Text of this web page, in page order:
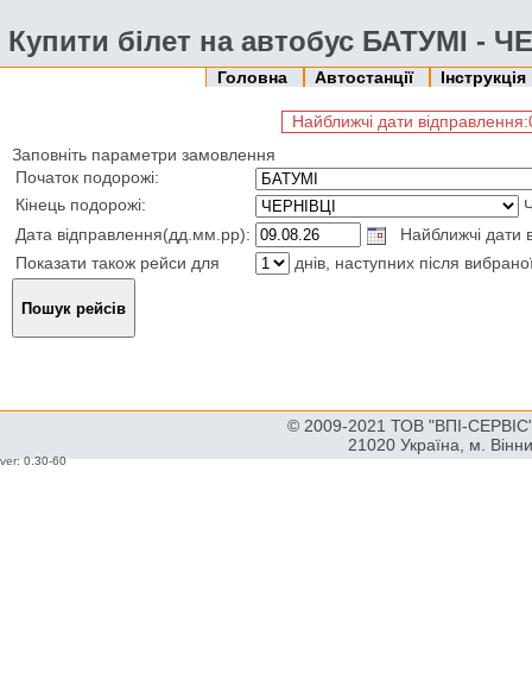
Купити білет на автобус БАТУМІ -
Головна Автостанції Інструкція
Найближчі дати
Заповніть параметри замовлення
Початок подорожі:
Кінець подорожі:
Дата відправлення(дд.мм.рр):
Найближчі дати
Показати також рейси для
днів, наступних після
© 2009-2021 ТОВ "ВПІ-
21020 Україна, м.
ver: 0.30-60